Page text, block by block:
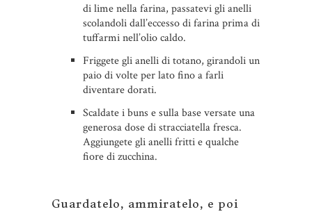
di lime nella farina, passatevi gli anelli
scolandoli dall’eccesso di farina prima di
tuffarmi nell’olio caldo.
Friggete gli anelli di totano, girandoli un
paio di volte per lato fino a farli
diventare dorati.
Scaldate i buns e sulla base versate una
generosa dose di stracciatella fresca.
Aggiungete gli anelli fritti e qualche
fiore di zucchina.
Guardatelo, ammiratelo, e poi